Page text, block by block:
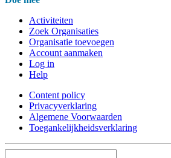
Activiteiten
Zoek Organisaties
Organisatie toevoegen
Account aanmaken
Log in
Help
Content policy
Privacyverklaring
Algemene Voorwaarden
Toegankelijkheidsverklaring